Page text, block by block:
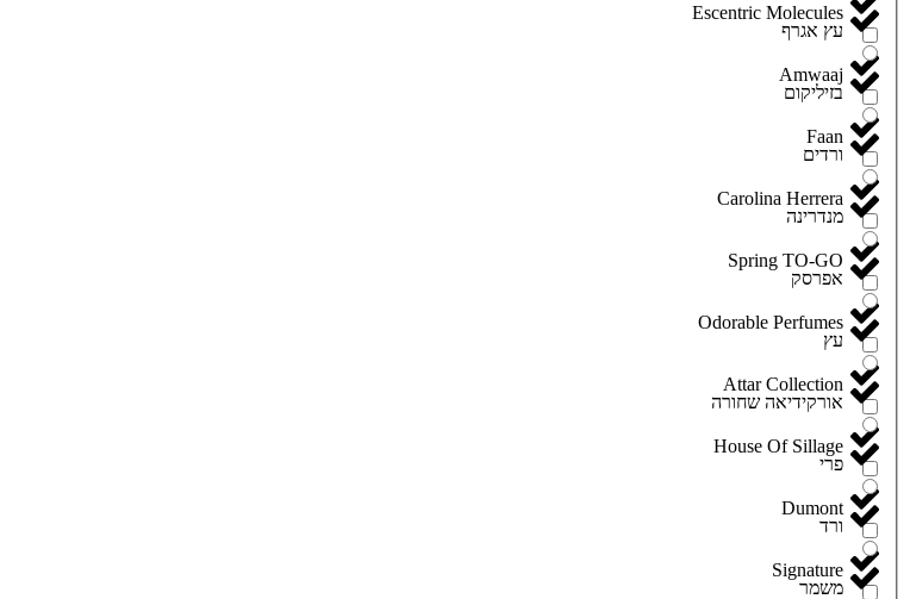
Escentric Molecules
Amwaaj
Faan
Carolina Herrera
Spring TO-GO
Odorable Perfumes
Attar Collection
House Of Sillage
Dumont
Signature
עץ אגרף
בזיליקום
ורדים
מנדרינה
אפרסק
עץ
אורקידיאה שחורה
פרי
ורד
משמר